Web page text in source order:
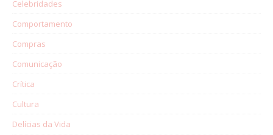
Celebridades
Comportamento
Compras
Comunicação
Crítica
Cultura
Delícias da Vida